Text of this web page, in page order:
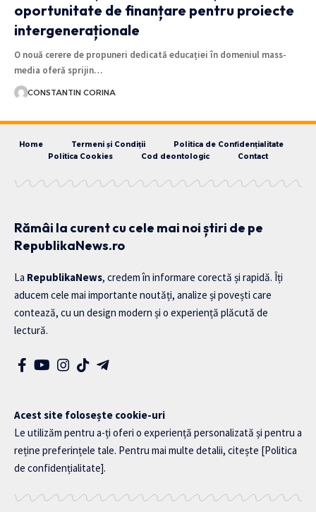
oportunitate de finanțare pentru proiecte
intergeneraționale
O nouă cerere de propuneri dedicată educației în domeniul mass-
media oferă sprijin…
CONSTANTIN CORINA
Home Termeni și Condiții
Politica de Confidențialitate
Politica Cookies
Cod deontologic Contact
Rămâi la curent cu cele mai noi știri de pe
RepublikaNews.ro
La RepublikaNews, credem în informare corectă și rapidă. Îți
aducem cele mai importante noutăți, analize și povești care
contează, cu un design modern și o experiență plăcută de
lectură.
Acest site folosește cookie-uri
Le utilizăm pentru a-ți oferi o experiență personalizată și pentru a
reține preferințele tale. Pentru mai multe detalii, citește [Politica
de confidențialitate].